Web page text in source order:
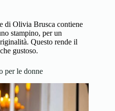
di Olivia Brusca contiene
stampino, per un
Questo rende il
gustoso.
per le donne